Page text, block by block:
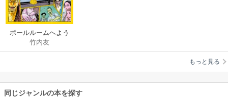
ボールルームへよう
こそ 公式ファンブッ
ク
竹内友
もっと見る
同じジャンルの本を探す